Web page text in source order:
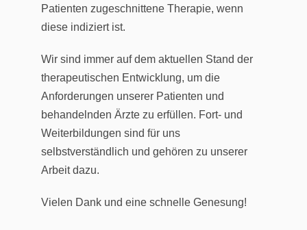
Patienten zugeschnittene Therapie, wenn
diese indiziert ist.
Wir sind immer auf dem aktuellen Stand der
therapeutischen Entwicklung, um die
Anforderungen unserer Patienten und
behandelnden Ärzte zu erfüllen. Fort- und
Weiterbildungen sind für uns
selbstverständlich und gehören zu unserer
Arbeit dazu.
Vielen Dank und eine schnelle Genesung!